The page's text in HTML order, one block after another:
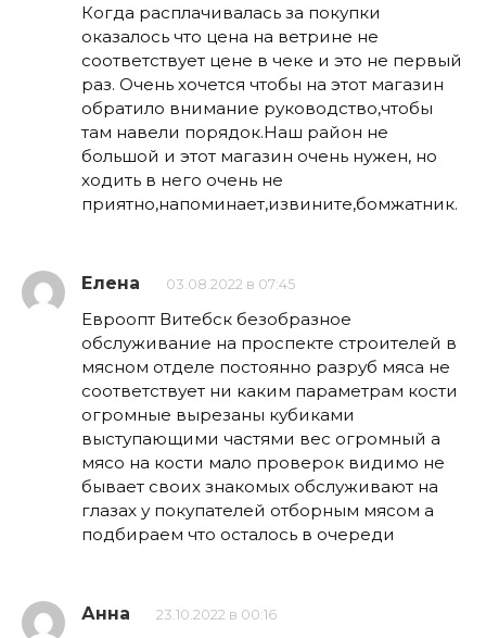
Когда расплачивалась за покупки
оказалось что цена на ветрине не
соответствует цене в чеке и это не первый
раз. Очень хочется чтобы на этот магазин
обратило внимание руководство,чтобы
там навели порядок.Наш район не
большой и этот магазин очень нужен, но
ходить в него очень не
приятно,напоминает,извините,бомжатник.
Елена 03.08.2022 в 07:45
Евроопт Витебск безобразное
обслуживание на проспекте строителей в
мясном отделе постоянно разруб мяса не
соответствует ни каким параметрам кости
огромные вырезаны кубиками
выступающими частями вес огромный а
мясо на кости мало проверок видимо не
бывает своих знакомых обслуживают на
глазах у покупателей отборным мясом а
подбираем что осталось в очереди
Анна 23.10.2022 в 00:16